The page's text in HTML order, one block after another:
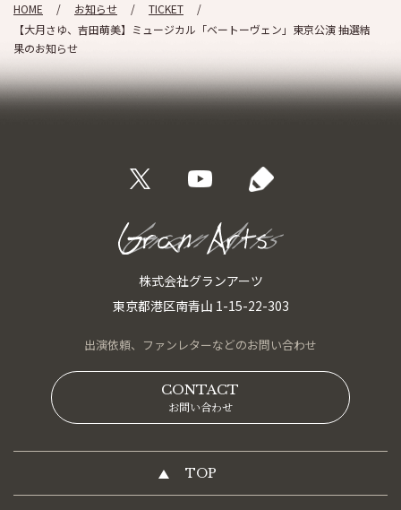
HOME お知らせ
TICKET
【大月さゆ、吉田萌美】ミュージカル「ベートーヴェン」東京公演 抽選結
果のお知らせ
株式会社グランアーツ
東京都港区南青山 1-15-22-303
出演依頼、 ファンレターなどのお問い合わせ
CONTACT
お問い合わせ
TOP